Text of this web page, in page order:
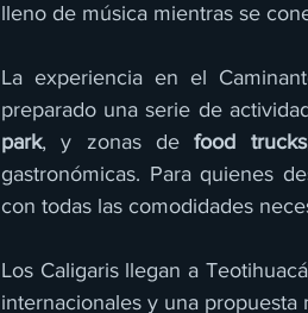
lleno de música mientras se
La experiencia en el
preparado una serie de
park, y zonas de food trucks
gastronómicas. Para quienes
con todas las comodidades
Los Caligaris llegan a
internacionales y una